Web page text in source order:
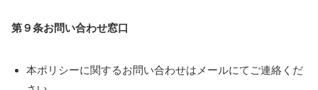
第９条お問い合わせ窓口
本ポリシーに関するお問い合わせはメールにてご連絡くだ